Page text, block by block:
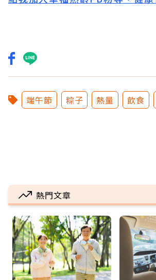
端午節 粽子 熱量 飲食
熱門文章